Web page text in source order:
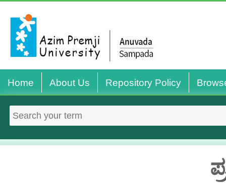
Home About Us Repository Policy